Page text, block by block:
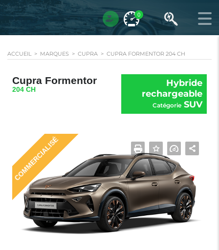
0
ACCUEIL > MARQUES > CUPRA > CUPRA FORMENTOR 204 CH
Cupra Formentor
204 CH
Hybride
rechargeable
Catégorie SUV
COMMERCIALISÉ